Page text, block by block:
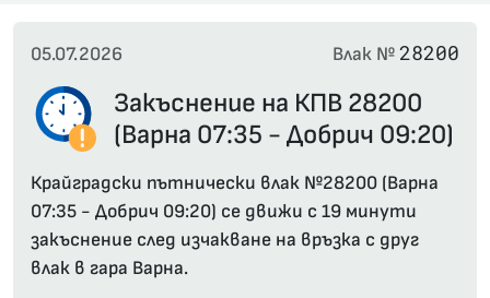
05.07.2026 Влак №28200
Закъснение на КПВ 28200
(Варна 07:35 - Добрич 09:20)
Крайградски пътнически влак №28200 (Варна
07:35 - Добрич 09:20) се движи с 19 минути
закъснение след изчакване на връзка с друг
влак в гара Варна.